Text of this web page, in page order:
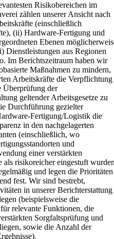
Risikobereichen im
zählen unserer Ansicht nach
(einschließlich
(ii) Hardware-Fertigung und
Ebenen
Dienstleistungen aus Regionen
Im Berichtszeitraum haben wir
Maßnahmen zu mindern,
Arbeitskräfte die Verpflichtung
Überprüfung der
geltender Arbeitsgesetze zu
Durchführung gezielter
Fertigung/Logistik die
in den nachgelagerten
(einschließlich, wo
und
einer verstärkten
risikoreicher eingestuft
und legen die Prioritäten
fest. Wir sind bestrebt,
in unserer Berichterstattung
(beispielsweise die
relevante Funktionen, die
Sorgfaltsprüfung und
sowie die Anzahl der